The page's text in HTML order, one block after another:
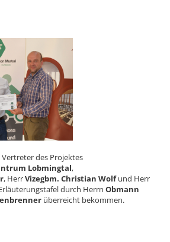
des Projektes
Lobmingtal,
, HerrVizegbm. Christian Wolfund Herr
durch HerrnObmann
überreicht bekommen.